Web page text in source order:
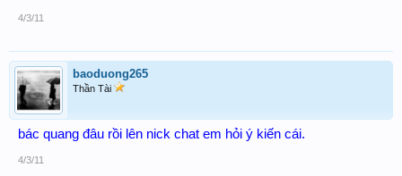
4/3/11
baoduong265
Thần Tài
bác quang đâu rồi lên nick chat em hỏi ý kiến cái.
4/3/11